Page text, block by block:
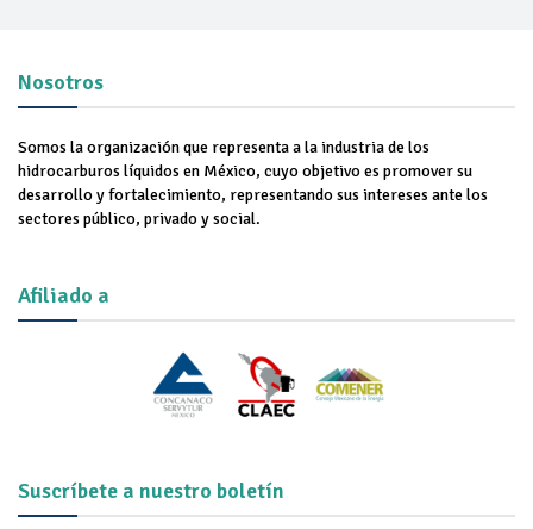
Nosotros
Somos la organización que representa a la industria de los
hidrocarburos líquidos en México, cuyo objetivo es promover su
desarrollo y fortalecimiento, representando sus intereses ante los
sectores público, privado y social.
Afiliado a
Suscríbete a nuestro boletín